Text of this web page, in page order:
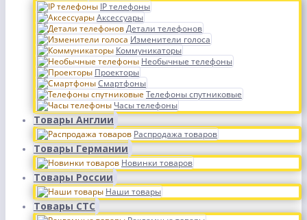
IP телефоны
Аксессуары
Детали телефонов
Изменители голоса
Коммуникаторы
Необычные телефоны
Проекторы
Смартфоны
Телефоны спутниковые
Часы телефоны
Товары Англии
Распродажа товаров
Товары Германии
Новинки товаров
Товары России
Наши товары
Товары СТС